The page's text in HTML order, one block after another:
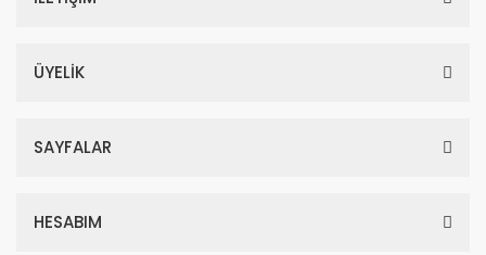
ÜYELİK
SAYFALAR
HESABIM